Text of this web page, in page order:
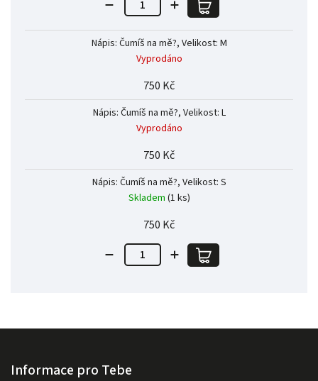
Nápis: Čumíš na mě?, Velikost: M
Vyprodáno
750 Kč
Nápis: Čumíš na mě?, Velikost: L
Vyprodáno
750 Kč
Nápis: Čumíš na mě?, Velikost: S
Skladem (1 ks)
750 Kč
Informace pro Tebe